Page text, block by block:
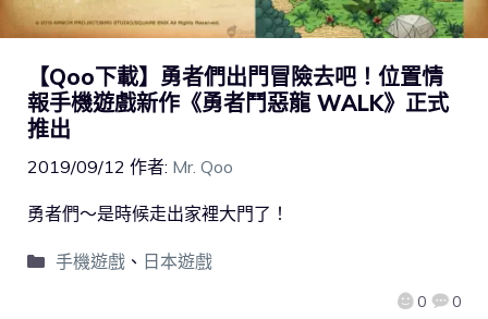
【Qoo下載】勇者們出門冒險去吧！位置情
報手機遊戲新作《勇者鬥惡龍 WALK》正式
推出
2019/09/12 作者: Mr. Qoo
0 0
勇者們～是時候走出家裡大門了！
手機遊戲、 日本遊戲